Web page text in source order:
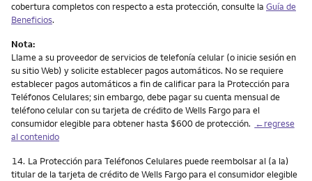
cobertura completos con respecto a esta protección, consulte la Guía de
Beneficios.
Nota:
Llame a su proveedor de servicios de telefonía celular (o inicie sesión en
su sitio Web) y solicite establecer pagos automáticos. No se requiere
establecer pagos automáticos a fin de calificar para la Protección para
Teléfonos Celulares; sin embargo, debe pagar su cuenta mensual de
teléfono celular con su tarjeta de crédito de Wells Fargo para el
consumidor elegible para obtener hasta $600 de protección. ←regrese
al contenido
Nota
14. La Protección para Teléfonos Celulares puede reembolsar al (a la)
titular de la tarjeta de crédito de Wells Fargo para el consumidor elegible